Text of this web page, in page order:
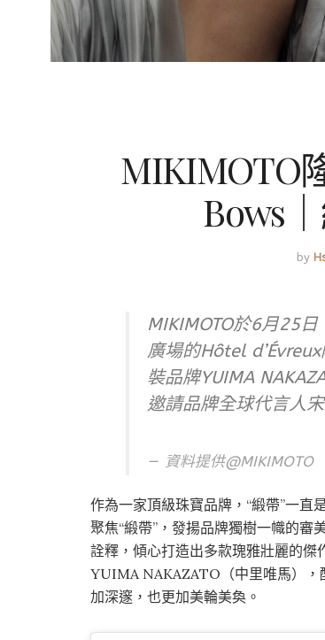
MIKIMOTO
Bows
by
MIKIMOTO於6月25
廣場的Hôtel
裝品牌YUIMA
邀請品牌全球代言人
資料提供@MIKIMOTO
作為一家頂級珠寶品牌，“緞帶”一
聚焦“緞帶”，發揚品牌獨樹一幟的
詮釋，傾心打造出多款瑰雅壯麗的
YUIMA NAKAZATO（中里唯馬）
加深邃，也更加美輪美奐。